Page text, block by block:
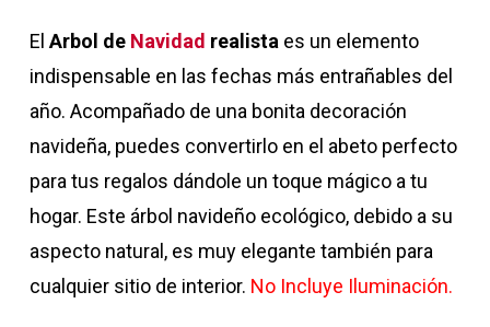
ElArbol deNavidad realista es un elemento
indispensable en las fechas más entrañables del
año. Acompañado de una bonita decoración
navideña, puedes convertirlo en el abeto perfecto
para tus regalos dándole un toque mágico a tu
hogar. Este árbol navideño ecológico, debido a su
aspecto natural, es muy elegante también para
cualquier sitio de interior. No Incluye Iluminación.